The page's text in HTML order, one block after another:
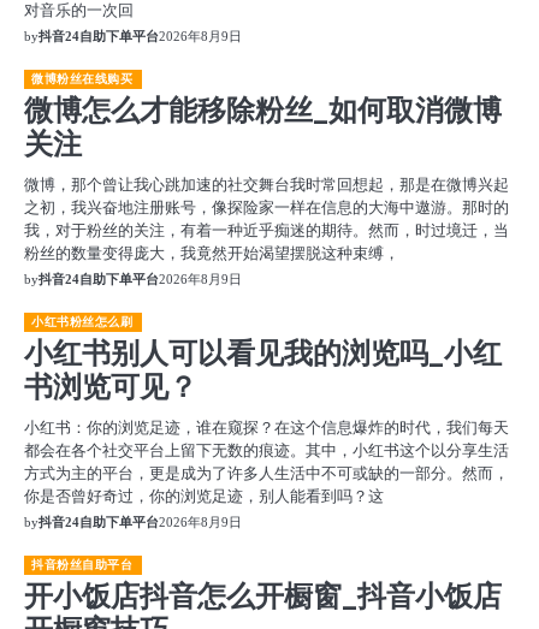
对音乐的一次回
by抖音24自助下单平台2026年8月9日
微博粉丝在线购买
微博怎么才能移除粉丝_如何取消微博
关注
微博，那个曾让我心跳加速的社交舞台我时常回想起，那是在微博兴起
之初，我兴奋地注册账号，像探险家一样在信息的大海中遨游。那时的
我，对于粉丝的关注，有着一种近乎痴迷的期待。然而，时过境迁，当
粉丝的数量变得庞大，我竟然开始渴望摆脱这种束缚，
by抖音24自助下单平台2026年8月9日
小红书粉丝怎么刷
小红书别人可以看见我的浏览吗_小红
书浏览可见？
小红书：你的浏览足迹，谁在窥探？在这个信息爆炸的时代，我们每天
都会在各个社交平台上留下无数的痕迹。其中，小红书这个以分享生活
方式为主的平台，更是成为了许多人生活中不可或缺的一部分。然而，
你是否曾好奇过，你的浏览足迹，别人能看到吗？这
by抖音24自助下单平台2026年8月9日
抖音粉丝自助平台
开小饭店抖音怎么开橱窗_抖音小饭店